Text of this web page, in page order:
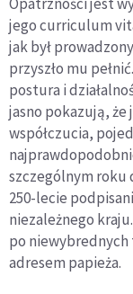
jego curriculum
jak był
przyszło mu
postura i
jasno pokazują,
współczucia,
szczególnym roku
250-lecie
niezależnego
po niewybrednych
adresem papieża.